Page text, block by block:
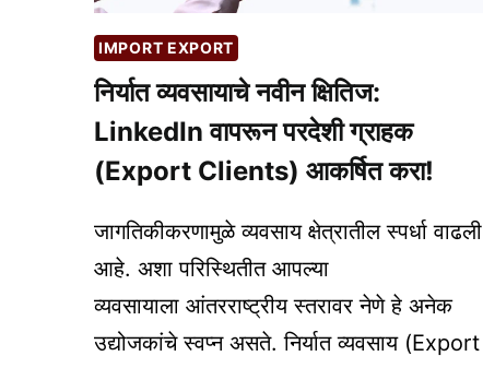
IMPORT EXPORT
निर्यात व्यवसायाचे नवीन क्षितिज:
LinkedIn वापरून परदेशी ग्राहक
(Export Clients) आकर्षित करा!
जागतिकीकरणामुळे व्यवसाय क्षेत्रातील स्पर्धा वाढली
आहे. अशा परिस्थितीत आपल्या
व्यवसायाला आंतरराष्ट्रीय स्तरावर नेणे हे अनेक
उद्योजकांचे स्वप्न असते. निर्यात व्यवसाय (Export